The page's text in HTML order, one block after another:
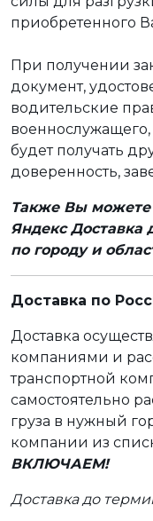
приобретенного
При получении
документ,
водительские
военнослужащего,
будет получать
доверенность,
Также Вы можете
Яндекс Доставка
по городу и
Доставка по
Доставка
компаниями и
транспортной
самостоятельно
груза в нужный
компании из
ВКЛЮЧАЕМ!
Доставка до